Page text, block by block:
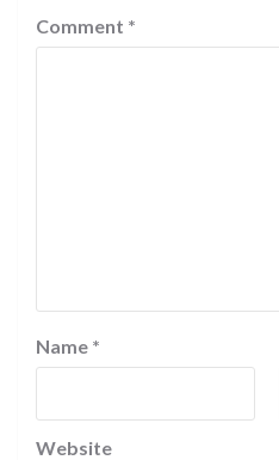
Comment *
Name *
Website